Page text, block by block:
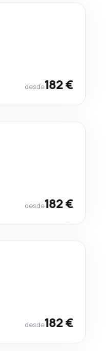
desde182 €
desde182 €
desde182 €